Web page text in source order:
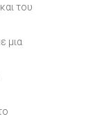
του
μια